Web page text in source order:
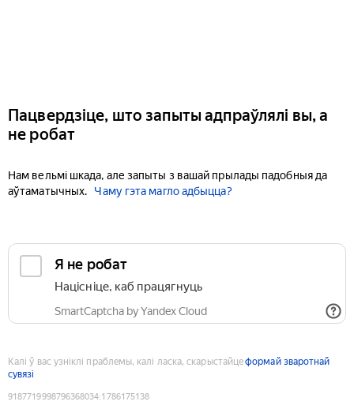
Пацвердзіце, што запыты адпраўлялі вы, а
не робат
Нам вельмі шкада, але запыты з вашай прылады падобныя да
аўтаматычных.
Чаму гэта магло адбыцца?
Я не робат
Націсніце, каб працягнуць
SmartCaptcha by Yandex Cloud
Калі ў вас узніклі праблемы, калі ласка, скарыстайцеформай зваротнай
сувязі
9187719998796368034:1786175138